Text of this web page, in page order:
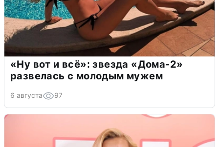
«Ну вот и всё»: звезда «Дома-2»
развелась с молодым мужем
6 августа 97